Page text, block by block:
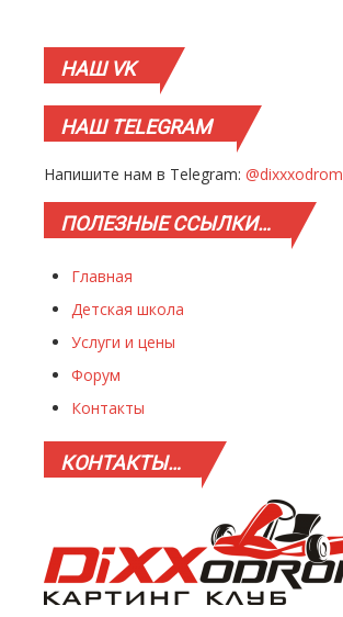
НАШVK
НАШTELEGRAM
Напишите нам в Telegram: @dixxxodrom
ПОЛЕЗНЫЕССЫЛКИ…
Главная
Детская школа
Услуги и цены
Форум
Контакты
КОНТАКТЫ…